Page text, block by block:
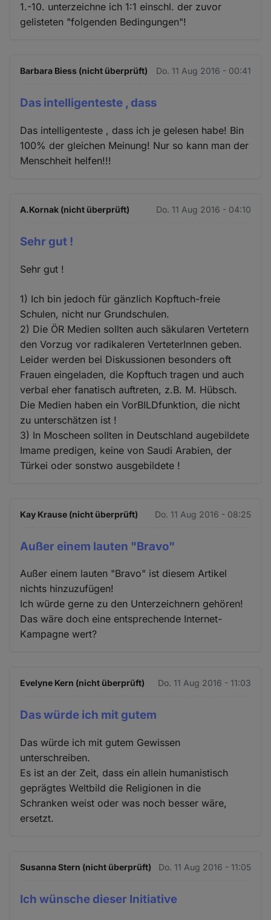
1.-10. unterzeichne ich 1:1 einschl. der zuvor
gelisteten "folgenden Bedingungen"!
Barbara Biess (nicht überprüft) Do. 11 Aug 2016 - 00:41
Das intelligenteste , dass
Das intelligenteste , dass ich je gelesen habe! Bin
100% der gleichen Meinung! Nur so kann man der
Menschheit helfen!!!
A.Kornak (nicht überprüft) Do. 11 Aug 2016 - 04:10
Sehr gut !
Sehr gut !
1) Ich bin jedoch für gänzlich Kopftuch-freie
Schulen, nicht nur Grundschulen.
2) Die ÖR Medien sollten auch säkularen Vertetern
den Vorzug vor radikaleren VerteterInnen geben.
Leider werden bei Diskussionen besonders oft
Frauen eingeladen, die Kopftuch tragen und auch
verbal eher fanatisch auftreten, z.B. M. Hübsch.
Die Medien haben ein VorBILDfunktion, die nicht
zu unterschätzen ist !
3) In Moscheen sollten in Deutschland augebildete
Imame predigen, keine von Saudi Arabien, der
Türkei oder sonstwo ausgebildete !
Kay Krause (nicht überprüft) Do. 11 Aug 2016 - 08:25
Außer einem lauten "Bravo"
Außer einem lauten "Bravo" ist diesem Artikel
nichts hinzuzufügen!
Ich würde gerne zu den Unterzeichnern gehören!
Das wäre doch eine entsprechende Internet-
Kampagne wert?
Evelyne Kern (nicht überprüft) Do. 11 Aug 2016 - 11:03
Das würde ich mit gutem
Das würde ich mit gutem Gewissen
unterschreiben.
Es ist an der Zeit, dass ein allein humanistisch
geprägtes Weltbild die Religionen in die
Schranken weist oder was noch besser wäre,
ersetzt.
Susanna Stern (nicht überprüft) Do. 11 Aug 2016 - 11:05
Ich wünsche dieser Initiative